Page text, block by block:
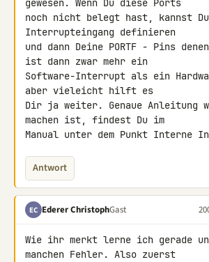
gewesen. Wenn Du diese Ports
noch nicht belegt hast, kannst
Interrupteingang definieren
und dann Deine PORTF - Pins
ist dann zwar mehr ein
Software-Interrupt als ein
aber vieleicht hilft es
Dir ja weiter. Genaue Anleitung
machen ist, findest Du im
Manual unter dem Punkt Interne
Antwort
EC Ederer ChristophGast
Wie ihr merkt lerne ich gerade
manchen Fehler. Also zuerst